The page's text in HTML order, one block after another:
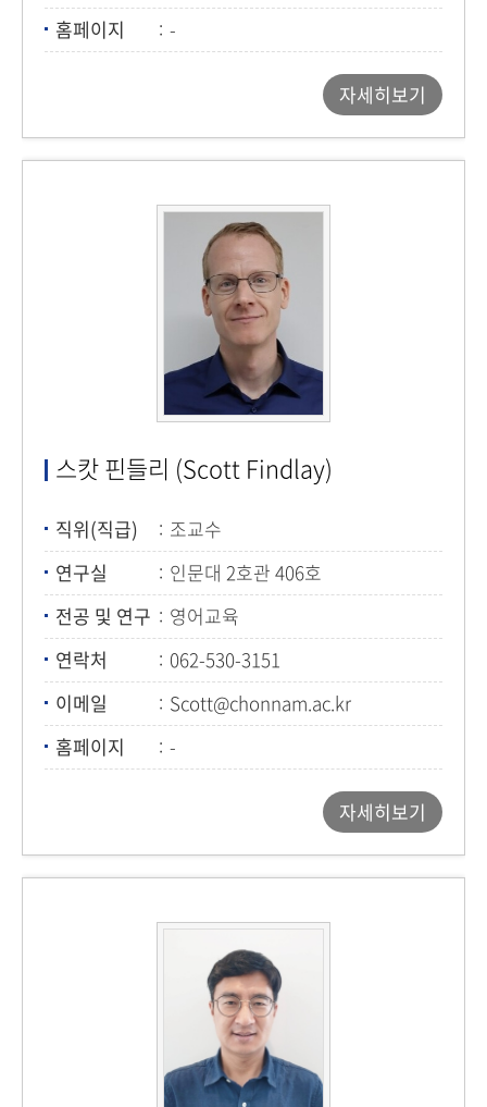
홈페이지
-
자세히보기
스캇 핀들리 (Scott Findlay)
직위(직급)
조교수
연구실
인문대 2호관 406호
전공 및 연구
영어교육
연락처
062-530-3151
이메일
Scott@chonnam.ac.kr
홈페이지
-
자세히보기